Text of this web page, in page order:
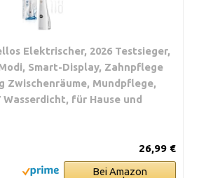
Elektrischer, 2026 Testsieger,
Smart-Display, Zahnpflege
Zwischenräume, Mundpflege,
Wasserdicht, für Hause und
26,99 €
Bei Amazon